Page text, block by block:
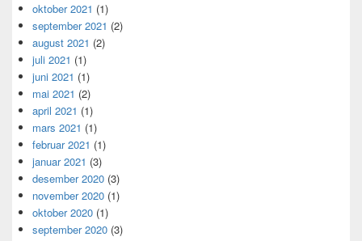
oktober 2021 (1)
september 2021 (2)
august 2021 (2)
juli 2021 (1)
juni 2021 (1)
mai 2021 (2)
april 2021 (1)
mars 2021 (1)
februar 2021 (1)
januar 2021 (3)
desember 2020 (3)
november 2020 (1)
oktober 2020 (1)
september 2020 (3)